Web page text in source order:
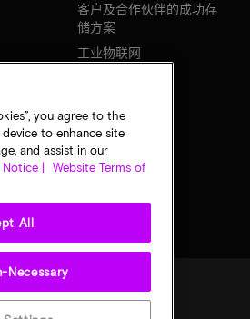
客户及合作伙伴的成功存
储方案
工业物联网
款您的隐私选择
you agree to the
to enhance site
and assist in our
|
Website Terms of
All
Necessary